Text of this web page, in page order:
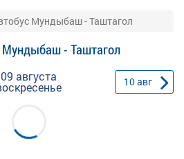
Мундыбаш - Таштагол
Мундыбаш - Таштагол
09 августа 10авг